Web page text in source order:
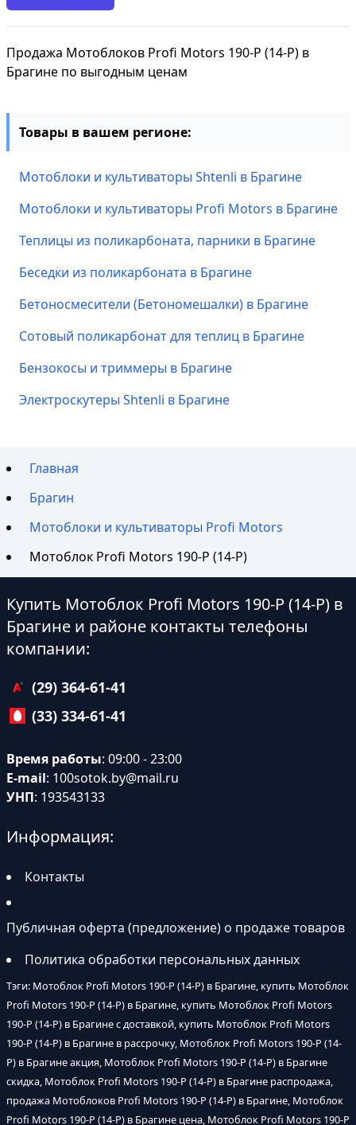
Продажа Мотоблоков Profi Motors 190-P (14-P) в
Брагине по выгодным ценам
Товары в вашем регионе:
Мотоблоки и культиваторы Shtenli в Брагине
Мотоблоки и культиваторы Profi Motors в Брагине
Теплицы из поликарбоната, парники в Брагине
Беседки из поликарбоната в Брагине
Бетоносмесители (Бетономешалки) в Брагине
Сотовый поликарбонат для теплиц в Брагине
Бензокосы и триммеры в Брагине
Электроскутеры Shtenli в Брагине
Главная
Брагин
Мотоблоки и культиваторы Profi Motors
Мотоблок Profi Motors 190-P (14-P)
Купить Мотоблок Profi Motors 190-P (14-P) в
Брагине и районе контакты телефоны
компании:
(29) 364-61-41
(33) 334-61-41
Время работы: 09:00 - 23:00
E-mail: 100sotok.by@mail.ru
УНП: 193543133
Информация:
Контакты
Публичная оферта (предложение) о продаже товаров
Политика обработки персональных данных
Тэги: Мотоблок Profi Motors 190-P (14-P) в Брагине, купить Мотоблок
Profi Motors 190-P (14-P) в Брагине, купить Мотоблок Profi Motors
190-P (14-P) в Брагине с доставкой, купить Мотоблок Profi Motors
190-P (14-P) в Брагине в рассрочку, Мотоблок Profi Motors 190-P (14-
P) в Брагине акция, Мотоблок Profi Motors 190-P (14-P) в Брагине
скидка, Мотоблок Profi Motors 190-P (14-P) в Брагине распродажа,
продажа Мотоблоков Profi Motors 190-P (14-P) в Брагине, Мотоблок
Profi Motors 190-P (14-P) в Брагине цена, Мотоблок Profi Motors 190-P